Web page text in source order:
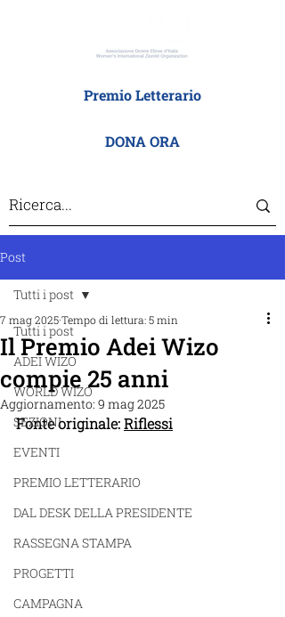
Premio Letterario
DONA ORA
Post
Tutti i post
ADEI WIZO
WORLD WIZO
SEZIONI
EVENTI
PREMIO LETTERARIO
DAL DESK DELLA PRESIDENTE
RASSEGNA STAMPA
PROGETTI
CAMPAGNA
Tutti i post
Il Premio Adei Wizo
compie 25 anni
7 mag 2025Tempo di lettura: 5 min
Aggiornamento: 9 mag 2025
Fonte originale: Riflessi